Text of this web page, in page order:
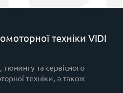
техніки VIDI
та сервісного
техніки, а також